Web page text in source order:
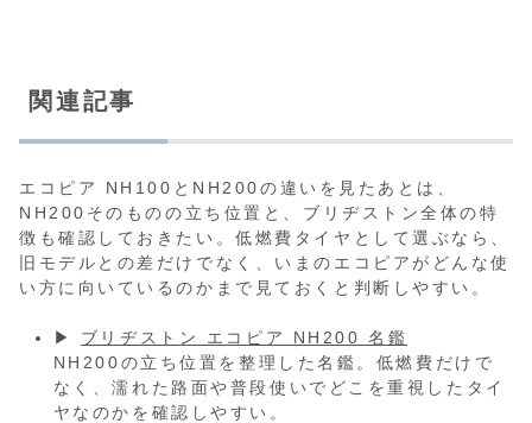
関連記事
エコピア NH100とNH200の違いを見たあとは、
NH200そのものの立ち位置と、ブリヂストン全体の特
徴も確認しておきたい。低燃費タイヤとして選ぶなら、
旧モデルとの差だけでなく、いまのエコピアがどんな使
い方に向いているのかまで見ておくと判断しやすい。
▶ ブリヂストン エコピア NH200 名鑑
NH200の立ち位置を整理した名鑑。低燃費だけで
なく、濡れた路面や普段使いでどこを重視したタイ
ヤなのかを確認しやすい。